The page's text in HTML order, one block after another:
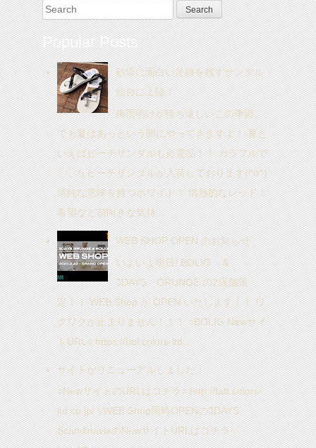
Search for:
Popular Posts
砂浜に面白い足跡を残すサンダル
仙台に上陸！
梅雨明けが待ち遠しいこの季節。。
でも夏はあっという間にやってきますよ！ 夏と
いえばビーチサンダルも必需品！！ カラフルで
〇〇なビーチサンダルが入荷しております(^o^)
清純な意味を持つホワイト！ 情熱的なレッド！
希望など前向きな気持...
WEB SHOP OPEN のお知らせ
いよいよ明日! BOLIG ＆
3DAYS GRUNGE の2店舗限
定！！ WEB Shop が OPEN いたします！！ ワ
クワクが止まりません！！！ ○BOLIG Newサイ
トURL○ https://bol.colors-ltd....
サイトがリニューアルしました！
○NewサイトのURLはコチラ○ http://fab.colors-
ltd.co.jp/ ○WEB Shop同時OPENの3DAYS
ScandinaviaのNewサイトURLはコチラ○